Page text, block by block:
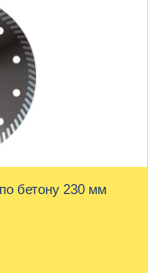
бетону 230 мм